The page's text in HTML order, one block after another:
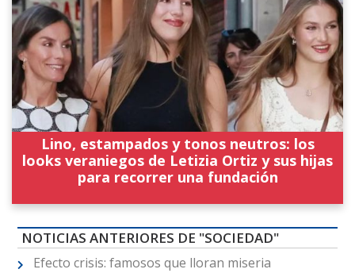
Lino, estampados y tonos neutros: los
looks veraniegos de Letizia Ortiz y sus hijas
para recorrer una fundación
NOTICIAS ANTERIORES DE "SOCIEDAD"
Efecto crisis: famosos que lloran miseria